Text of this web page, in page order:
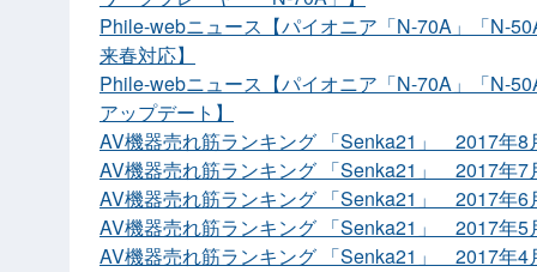
Phile-webニュース【パイオニア「N-70A」「N-
来春対応】
Phile-webニュース【パイオニア「N-70A」「N-
アップデート】
AV機器売れ筋ランキング 「Senka21」 2017年8
AV機器売れ筋ランキング 「Senka21」 2017年7
AV機器売れ筋ランキング 「Senka21」 2017年6
AV機器売れ筋ランキング 「Senka21」 2017年5
AV機器売れ筋ランキング 「Senka21」 2017年4